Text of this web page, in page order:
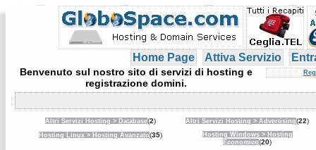
Home Page Attiva Servizio
Benvenuto sul nostro sito di servizi di hosting e
registrazione domini.
Altri Servizi Hosting > Database(2) Altri Servizi Hosting > Advertising(22)
Hosting Linux > Hosting Avanzato(35)
Hosting Windows > Hosting
Economico(20)